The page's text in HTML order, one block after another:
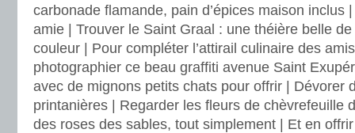
carbonade flamande, pain d’épices maison inclus
amie | Trouver le Saint Graal : une théière belle
couleur | Pour compléter l’attirail culinaire des
photographier ce beau graffiti avenue Saint
avec de mignons petits chats pour offrir | Dévorer
printanières | Regarder les fleurs de chèvrefeuille
des roses des sables, tout simplement | Et en